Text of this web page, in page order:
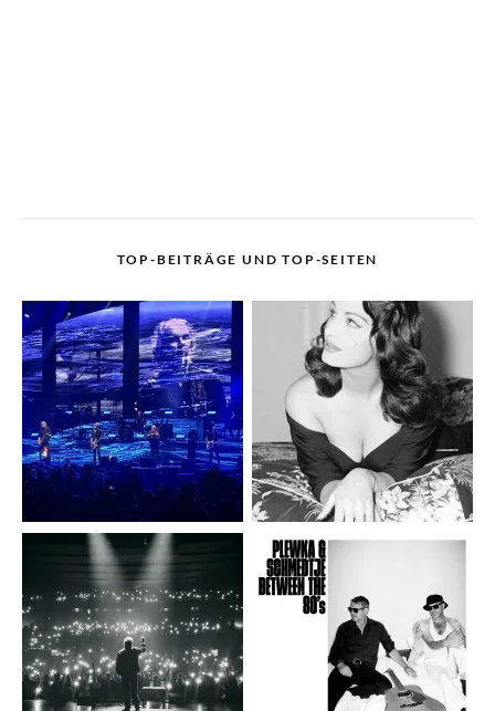
TOP-BEITRÄGE UND TOP-SEITEN